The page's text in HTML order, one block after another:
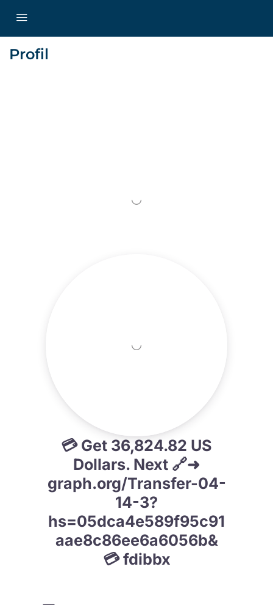
Profil
💳 Get 36,824.82 US
Dollars. Next 🔗➜
graph.org/Transfer-04-
14-3?
hs=05dca4e589f95c91
aae8c86ee6a6056b&
💳 fdibbx